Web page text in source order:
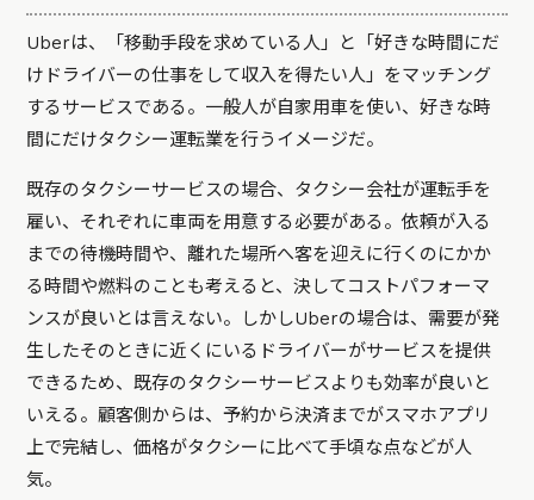
Uberは、「移動手段を求めている人」と「好きな時間にだ
けドライバーの仕事をして収入を得たい人」をマッチング
するサービスである。一般人が自家用車を使い、好きな時
間にだけタクシー運転業を行うイメージだ。
既存のタクシーサービスの場合、タクシー会社が運転手を
雇い、それぞれに車両を用意する必要がある。依頼が入る
までの待機時間や、離れた場所へ客を迎えに行くのにかか
る時間や燃料のことも考えると、決してコストパフォーマ
ンスが良いとは言えない。しかしUberの場合は、需要が発
生したそのときに近くにいるドライバーがサービスを提供
できるため、既存のタクシーサービスよりも効率が良いと
いえる。顧客側からは、予約から決済までがスマホアプリ
上で完結し、価格がタクシーに比べて手頃な点などが人
気。